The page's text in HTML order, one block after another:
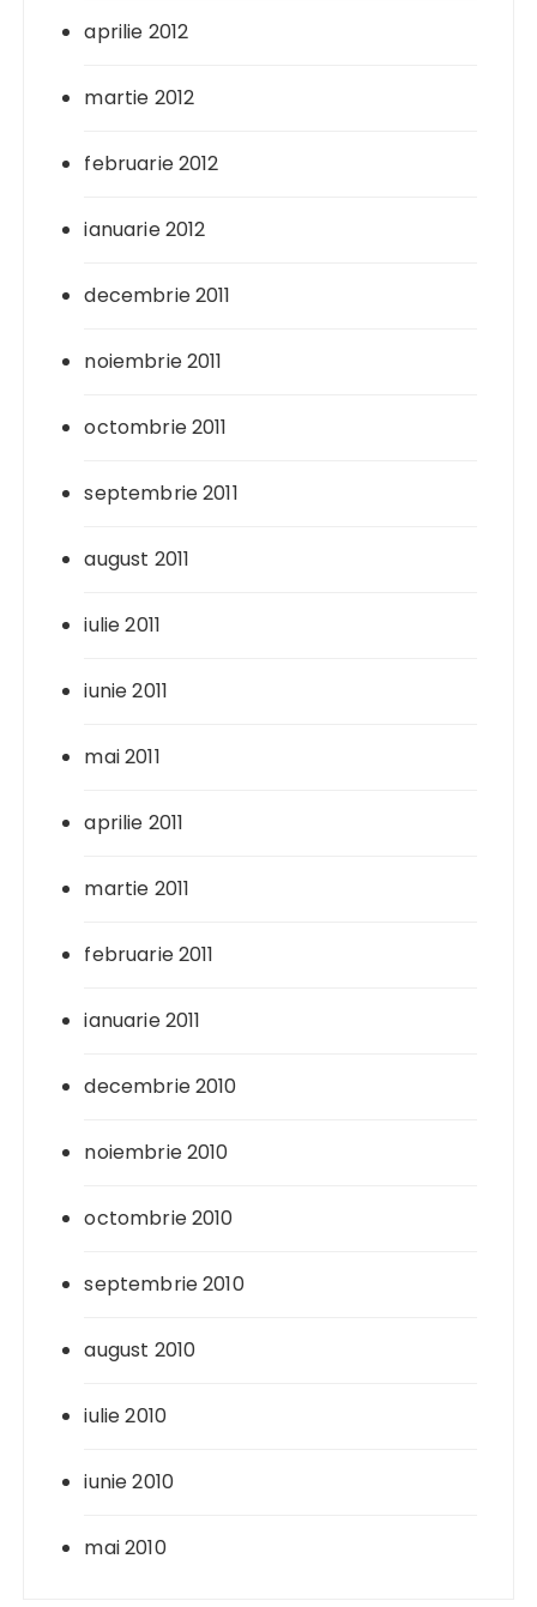
aprilie 2012
martie 2012
februarie 2012
ianuarie 2012
decembrie 2011
noiembrie 2011
octombrie 2011
septembrie 2011
august 2011
iulie 2011
iunie 2011
mai 2011
aprilie 2011
martie 2011
februarie 2011
ianuarie 2011
decembrie 2010
noiembrie 2010
octombrie 2010
septembrie 2010
august 2010
iulie 2010
iunie 2010
mai 2010